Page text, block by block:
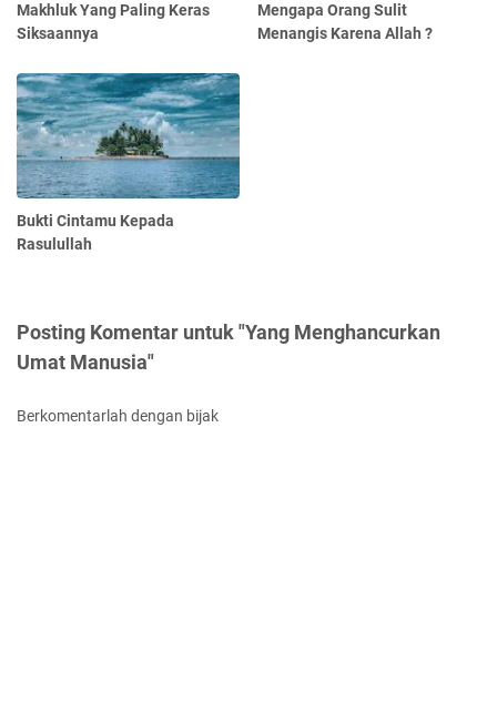
Makhluk Yang Paling Keras
Siksaannya
Mengapa Orang Sulit
Menangis Karena Allah ?
Bukti Cintamu Kepada
Rasulullah
Posting Komentar untuk "Yang Menghancurkan
Umat Manusia"
Berkomentarlah dengan bijak